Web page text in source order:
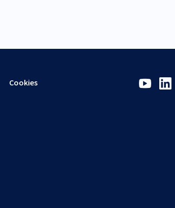
Cookies